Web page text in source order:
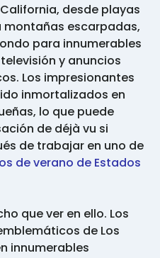
desde playas
escarpadas,
para innumerables
y anuncios
Los impresionantes
inmortalizados en
lo que puede
de déjà vu si
de trabajar en uno de
de verano de Estados
que ver en ello. Los
de Los
innumerables